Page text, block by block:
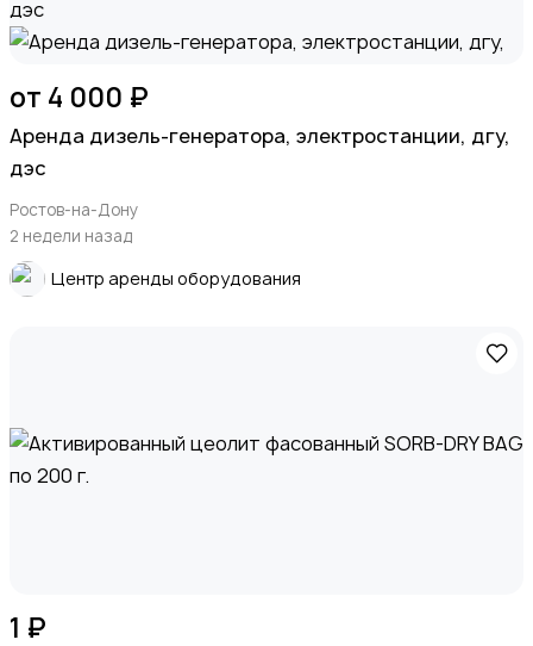
от 4 000 ₽
Apeндa дизель-генератора, элeктрoстанции, дгу,
дэc
Ростов-на-Дону
2 недели назад
Центр аренды оборудования
1 ₽